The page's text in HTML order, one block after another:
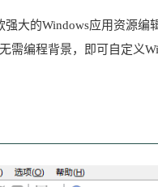
强大的Windows应用资源
需编程背景，即可自定义